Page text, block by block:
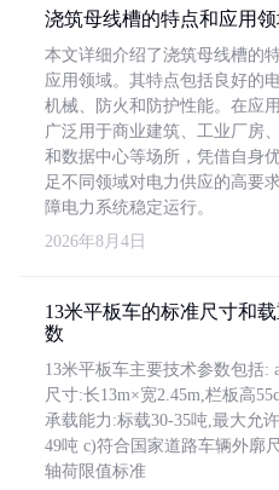
浇筑母线槽的特点和应用
本文详细介绍了浇筑母线槽的
应用领域。其特点包括良好的电
机械、防火和防护性能。在应用
广泛用于商业建筑、工业厂房
和数据中心等场所，凭借自身
足不同领域对电力供应的高要
障电力系统稳定运行。
2026年8月4日
13米平板车的标准尺寸和
数
13米平板车主要技术参数包括:
尺寸:长13m×宽2.45m,栏板高
承载能力:标载30-35吨,最大允
49吨 c)符合国家道路车辆外廓
轴荷限值标准